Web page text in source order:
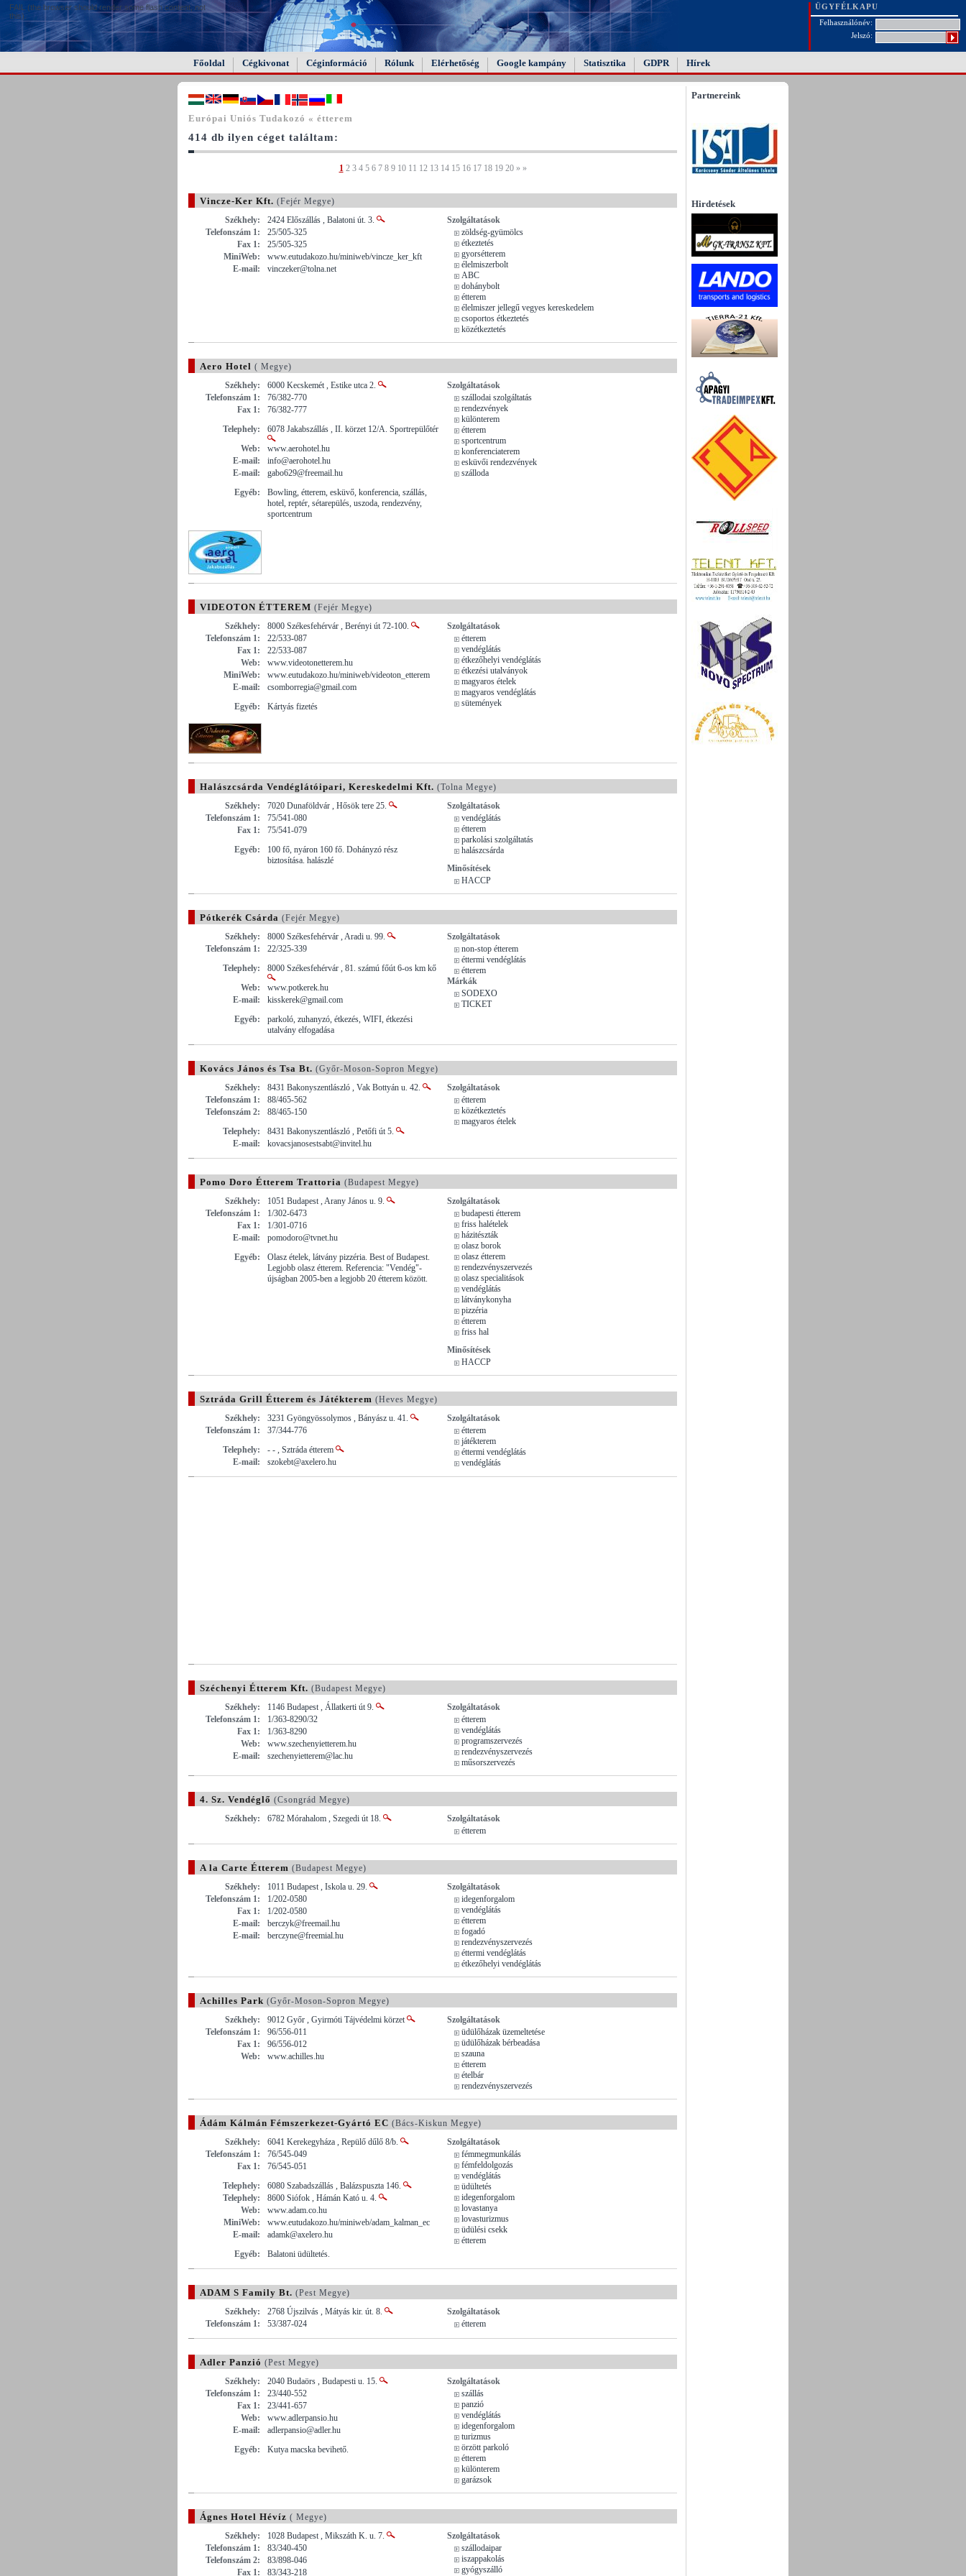
FAIL (the browser should render some flash content, not
this).
ÜGYFÉLKAPU
Felhasználónév:
Jelszó:
Főoldal Cégkivonat Céginformáció Rólunk Elérhetőség Google kampány Statisztika GDPR Hírek
Európai Uniós Tudakozó « étterem
414 db ilyen céget találtam:
1 2 3 4 5 6 7 8 9 10 11 12 13 14 15 16 17 18 19 20 » »
Vincze-Ker Kft. (Fejér Megye)
Székhely:
2424 Előszállás , Balatoni út. 3.
Telefonszám 1:
25/505-325
Fax 1:
25/505-325
MiniWeb:
www.eutudakozo.hu/miniweb/vincze_ker_kft
E-mail:
vinczeker@tolna.net
Szolgáltatások
zöldség-gyümölcs
étkeztetés
gyorsétterem
élelmiszerbolt
ABC
dohánybolt
étterem
élelmiszer jellegű vegyes kereskedelem
csoportos étkeztetés
közétkeztetés
Aero Hotel ( Megye)
Székhely:
6000 Kecskemét , Estike utca 2.
Telefonszám 1:
76/382-770
Fax 1:
76/382-777
Telephely:
6078 Jakabszállás , II. körzet 12/A. Sportrepülőtér
Web:
www.aerohotel.hu
E-mail:
info@aerohotel.hu
E-mail:
gabo629@freemail.hu
Egyéb:
Bowling, étterem, esküvő, konferencia, szállás,
hotel, reptér, sétarepülés, uszoda, rendezvény,
sportcentrum
Szolgáltatások
szállodai szolgáltatás
rendezvények
különterem
étterem
sportcentrum
konferenciaterem
esküvői rendezvények
szálloda
VIDEOTON ÉTTEREM (Fejér Megye)
Székhely:
8000 Székesfehérvár , Berényi út 72-100.
Telefonszám 1:
22/533-087
Fax 1:
22/533-087
Web:
www.videotonetterem.hu
MiniWeb:
www.eutudakozo.hu/miniweb/videoton_etterem
E-mail:
csomborregia@gmail.com
Egyéb:
Kártyás fizetés
Szolgáltatások
étterem
vendéglátás
étkezőhelyi vendéglátás
étkezési utalványok
magyaros ételek
magyaros vendéglátás
sütemények
Halászcsárda Vendéglátóipari, Kereskedelmi Kft. (Tolna Megye)
Székhely:
7020 Dunaföldvár , Hősök tere 25.
Telefonszám 1:
75/541-080
Fax 1:
75/541-079
Egyéb:
100 fő, nyáron 160 fő. Dohányzó rész
biztosítása. halászlé
Szolgáltatások
vendéglátás
étterem
parkolási szolgáltatás
halászcsárda
Minősítések
HACCP
Pótkerék Csárda (Fejér Megye)
Székhely:
8000 Székesfehérvár , Aradi u. 99.
Telefonszám 1:
22/325-339
Telephely:
8000 Székesfehérvár , 81. számú főút 6-os km kő
Web:
www.potkerek.hu
E-mail:
kisskerek@gmail.com
Egyéb:
parkoló, zuhanyzó, étkezés, WIFI, étkezési
utalvány elfogadása
Szolgáltatások
non-stop étterem
éttermi vendéglátás
étterem
Márkák
SODEXO
TICKET
Kovács János és Tsa Bt. (Győr-Moson-Sopron Megye)
Székhely:
8431 Bakonyszentlászló , Vak Bottyán u. 42.
Telefonszám 1:
88/465-562
Telefonszám 2:
88/465-150
Telephely:
8431 Bakonyszentlászló , Petőfi út 5.
E-mail:
kovacsjanosestsabt@invitel.hu
Szolgáltatások
étterem
közétkeztetés
magyaros ételek
Pomo Doro Étterem Trattoria (Budapest Megye)
Székhely:
1051 Budapest , Arany János u. 9.
Telefonszám 1:
1/302-6473
Fax 1:
1/301-0716
E-mail:
pomodoro@tvnet.hu
Egyéb:
Olasz ételek, látvány pizzéria. Best of Budapest.
Legjobb olasz étterem. Referencia: "Vendég"-
újságban 2005-ben a legjobb 20 étterem között.
Szolgáltatások
budapesti étterem
friss halételek
házitészták
olasz borok
olasz étterem
rendezvényszervezés
olasz specialitások
vendéglátás
látványkonyha
pizzéria
étterem
friss hal
Minősítések
HACCP
Sztráda Grill Étterem és Játékterem (Heves Megye)
Székhely:
3231 Gyöngyössolymos , Bányász u. 41.
Telefonszám 1:
37/344-776
Telephely:
- - , Sztráda étterem
E-mail:
szokebt@axelero.hu
Szolgáltatások
étterem
játékterem
éttermi vendéglátás
vendéglátás
Széchenyi Étterem Kft. (Budapest Megye)
Székhely:
1146 Budapest , Állatkerti út 9.
Telefonszám 1:
1/363-8290/32
Fax 1:
1/363-8290
Web:
www.szechenyietterem.hu
E-mail:
szechenyietterem@lac.hu
Szolgáltatások
étterem
vendéglátás
programszervezés
rendezvényszervezés
műsorszervezés
4. Sz. Vendéglő (Csongrád Megye)
Székhely:
6782 Mórahalom , Szegedi út 18.
Szolgáltatások
étterem
A la Carte Étterem (Budapest Megye)
Székhely:
1011 Budapest , Iskola u. 29.
Telefonszám 1:
1/202-0580
Fax 1:
1/202-0580
E-mail:
berczyk@freemail.hu
E-mail:
berczyne@freemial.hu
Szolgáltatások
idegenforgalom
vendéglátás
étterem
fogadó
rendezvényszervezés
éttermi vendéglátás
étkezőhelyi vendéglátás
Achilles Park (Győr-Moson-Sopron Megye)
Székhely:
9012 Győr , Gyirmóti Tájvédelmi körzet
Telefonszám 1:
96/556-011
Fax 1:
96/556-012
Web:
www.achilles.hu
Szolgáltatások
üdülőházak üzemeltetése
üdülőházak bérbeadása
szauna
étterem
ételbár
rendezvényszervezés
Ádám Kálmán Fémszerkezet-Gyártó EC (Bács-Kiskun Megye)
Székhely:
6041 Kerekegyháza , Repülő dűlő 8/b.
Telefonszám 1:
76/545-049
Fax 1:
76/545-051
Telephely:
6080 Szabadszállás , Balázspuszta 146.
Telephely:
8600 Siófok , Hámán Kató u. 4.
Web:
www.adam.co.hu
MiniWeb:
www.eutudakozo.hu/miniweb/adam_kalman_ec
E-mail:
adamk@axelero.hu
Egyéb:
Balatoni üdültetés.
Szolgáltatások
fémmegmunkálás
fémfeldolgozás
vendéglátás
üdültetés
idegenforgalom
lovastanya
lovasturizmus
üdülési csekk
étterem
ADAM S Family Bt. (Pest Megye)
Székhely:
2768 Újszilvás , Mátyás kir. út. 8.
Telefonszám 1:
53/387-024
Szolgáltatások
étterem
Adler Panzió (Pest Megye)
Székhely:
2040 Budaörs , Budapesti u. 15.
Telefonszám 1:
23/440-552
Fax 1:
23/441-657
Web:
www.adlerpansio.hu
E-mail:
adlerpansio@adler.hu
Egyéb:
Kutya macska bevihető.
Szolgáltatások
szállás
panzió
vendéglátás
idegenforgalom
turizmus
örzött parkoló
étterem
különterem
garázsok
Ágnes Hotel Hévíz ( Megye)
Székhely:
1028 Budapest , Mikszáth K. u. 7.
Telefonszám 1:
83/340-450
Telefonszám 2:
83/898-046
Fax 1:
83/343-218
Szolgáltatások
szállodaipar
iszappakolás
gyógyszálló
Partnereink
Hirdetések